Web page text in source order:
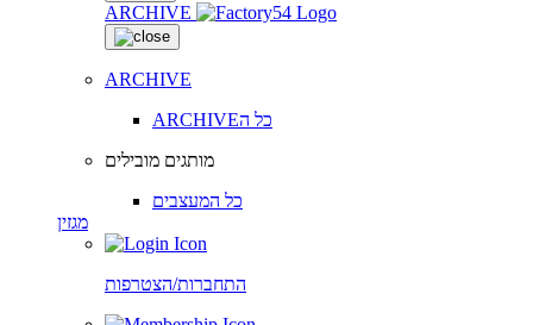
ARCHIVE
ARCHIVE
ARCHIVEכל ה
מותגים מובילים
כל המעצבים
מגזין
התחברות/הצטרפות